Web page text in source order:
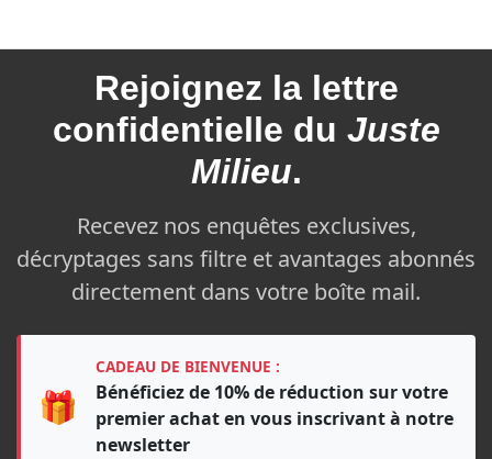
Rejoignez la lettre
confidentielle du Juste
Milieu.
Recevez nos enquêtes exclusives,
décryptages sans filtre et avantages abonnés
directement dans votre boîte mail.
🎁
CADEAU DE BIENVENUE :
Bénéficiez de 10% de réduction sur votre
premier achat en vous inscrivant à notre
newsletter